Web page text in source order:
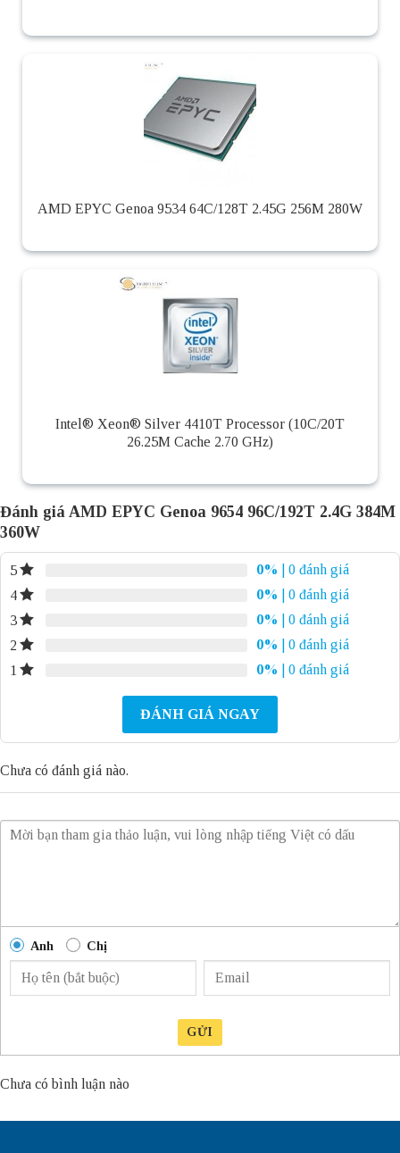
AMD EPYC Genoa 9534 64C/128T 2.45G 256M 280W
Intel® Xeon® Silver 4410T Processor (10C/20T
26.25M Cache 2.70 GHz)
Đánh giá AMD EPYC Genoa 9654 96C/192T 2.4G 384M
360W
5 0%
| 0 đánh giá
4
0%
| 0 đánh giá
3
0%
| 0 đánh giá
2
0%
| 0 đánh giá
1
0% | 0 đánh giá
ĐÁNH GIÁ NGAY
Chưa có đánh giá nào.
Anh Chị
GỬI
Chưa có bình luận nào